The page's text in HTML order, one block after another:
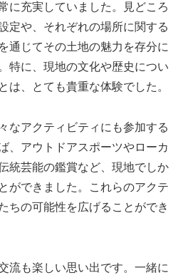
に充実していました。見どころ
定や、それぞれの場所に関する
通じてその土地の魅力を存分に
特に、現地の文化や歴史につい
は、とても貴重な体験でした。
なアクティビティにも参加する
、アウトドアスポーツやローカ
統芸能の鑑賞など、現地でしか
ができました。これらのアクテ
ちの可能性を広げることができ
流も楽しい思い出です。一緒に